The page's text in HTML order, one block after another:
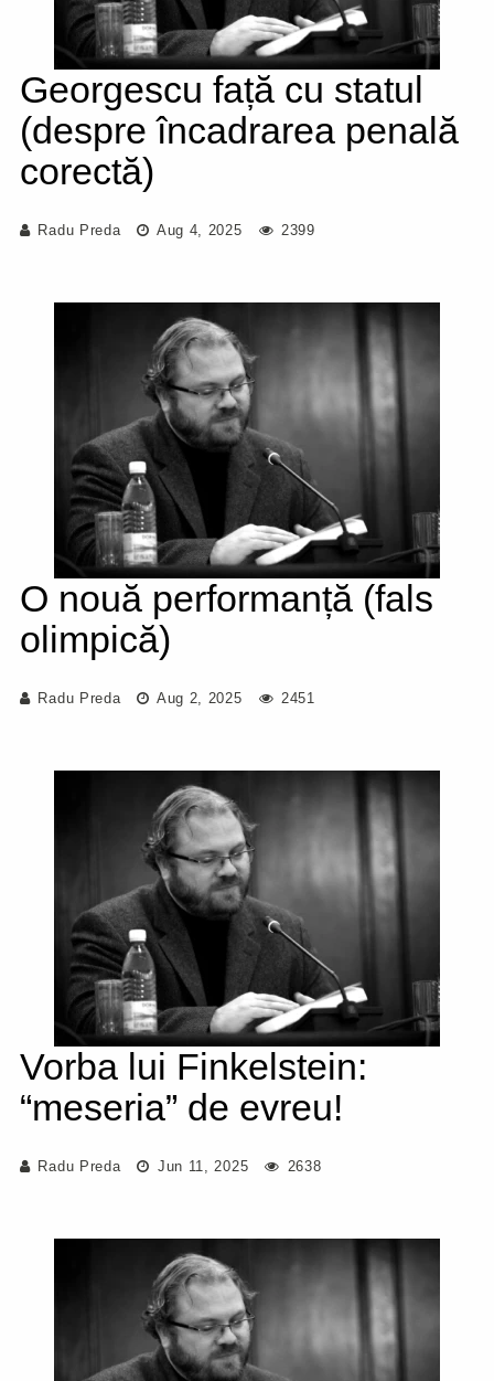
Georgescu față cu statul
(despre încadrarea penală
corectă)
Radu Preda Aug 4, 2025 2399
O nouă performanță (fals
olimpică)
Radu Preda Aug 2, 2025 2451
Vorba lui Finkelstein:
“meseria” de evreu!
Radu Preda Jun 11, 2025 2638